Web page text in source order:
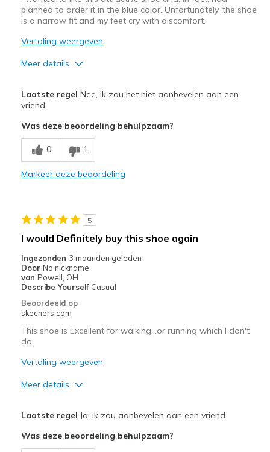
planned to order it in the blue color. Unfortunately, the shoe
is a narrow fit and my feet cry with discomfort.
Vertaling weergeven
Meer details
Attractive Design
Beste toepassingen
Casual Wear
Width
Feels too narrow
Laatste regel Nee, ik zou het niet aanbevelen aan een
vriend
Was deze beoordeling behulpzaam?
0 1
Markeer deze beoordeling
5
I would Definitely buy this shoe again
Ingezonden 3 maanden geleden
Door No nickname
van Powell, OH
Describe Yourself Casual
Beoordeeld op
skechers.com
This shoe is Excellent for walking…or running which I don't
do.
Vertaling weergeven
Meer details
Breathe Well
Laatste regel Ja, ik zou aanbevelen aan een vriend
Was deze beoordeling behulpzaam?